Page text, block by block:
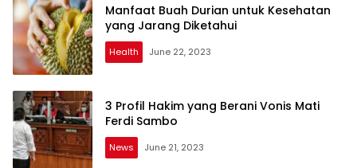
Manfaat Buah Durian untuk Kesehatan
yang Jarang Diketahui
Health June 22, 2023
3 Profil Hakim yang Berani Vonis Mati
Ferdi Sambo
News June 21, 2023